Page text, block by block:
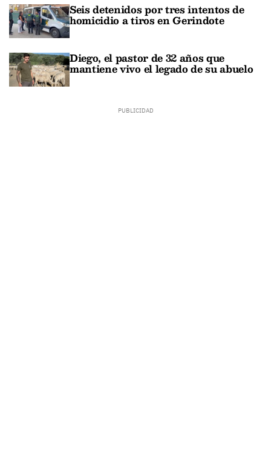
Seis detenidos por tres intentos de
homicidio a tiros en Gerindote
Diego, el pastor de 32 años que
mantiene vivo el legado de su abuelo